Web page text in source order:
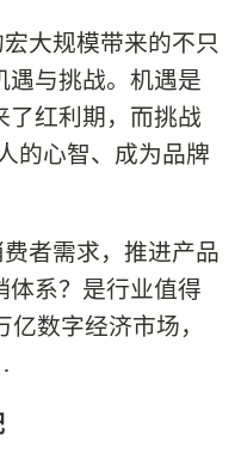
大规模带来的不只
遇与挑战。机遇是
了红利期，而挑战
的心智、成为品牌
者需求，推进产品
系？是行业值得
数字经济市场，